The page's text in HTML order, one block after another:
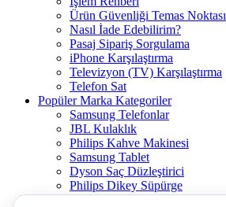
Ürün Güvenliği Temas Noktası
Nasıl İade Edebilirim?
Pasaj Sipariş Sorgulama
iPhone Karşılaştırma
Televizyon (TV) Karşılaştırma
Telefon Sat
Popüler Marka Kategoriler
Samsung Telefonlar
JBL Kulaklık
Philips Kahve Makinesi
Samsung Tablet
Dyson Saç Düzleştirici
Philips Dikey Süpürge
Philips Süpürge